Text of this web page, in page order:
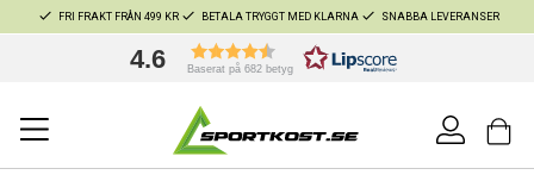
FRI FRAKT FRÅN 499 KR BETALA TRYGGT MED KLARNA SNABBA LEVERANSER
4.6 Baserat på 682 betyg